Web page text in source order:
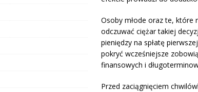
Osoby młode oraz te, które
odczuwać ciężar takiej
pieniędzy na spłatę
pokryć wcześniejsze
finansowych i
Przed zaciągnięciem